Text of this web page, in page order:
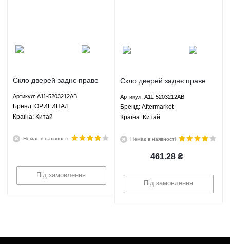
Скло дверей заднє праве
1.5 1.6 МКПП - A11-
5203212AB ОРИГИНАЛ
Артикул: A11-5203212AB
Брeнд: ОРИГИНАЛ
Країна: Китай
Немає в наявності
Під замовлення
Скло дверей заднє праве
1.5 1.6 МКПП - A11-
5203212AB Aftermarket
Артикул: A11-5203212AB
Брeнд: Aftermarket
Країна: Китай
Немає в наявності
461.28 ₴
Під замовлення